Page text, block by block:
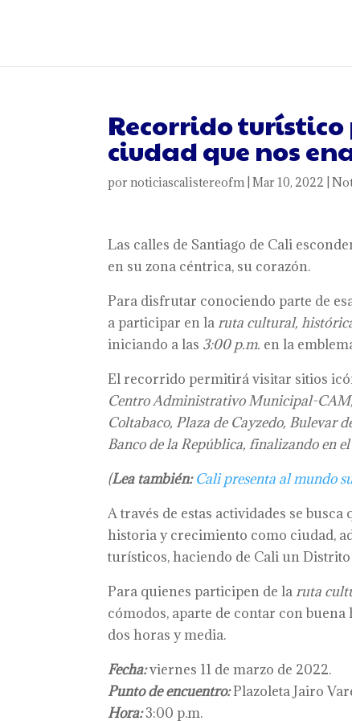
Recorrido
ciudad que nos
pornoticiascalistereofm|Mar 10, 2022 |
Las calles de Santiago de Cali
en su zona céntrica, su corazón.
Para disfrutar conociendo parte de
a participar en laruta cultural,
iniciando a las 3:00 p.m. en la
El recorrido permitirá visitar sitios
Centro Administrativo Municipal-CAM,
Coltabaco, Plaza de Cayzedo, Bulevar
Banco de la República, finalizando en
(Lea también: Cali presenta al mundo
A través de estas actividades se
historia y crecimiento como ciudad,
turísticos, haciendo de Cali un
Para quienes participen de laruta
cómodos, aparte de contar con
dos horas y media.
Fecha:viernes 11 de marzo de 2022.
Punto de encuentro:Plazoleta Jairo
Hora:3:00 p.m.